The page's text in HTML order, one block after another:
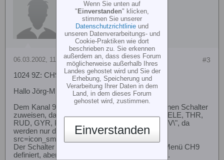
#3
06.03.2002, 11:24
1024 9Z: CH9 geht nicht...
Hallo Jörg-Michael,
Dem Kanal 9 kann ich aber leider in \"FNC\" keinen Schalter
zuweisen, das geht nur für die Kanäle 1-8 (AIL, ELE, THR,
RUD, GYR, PIT, AU1 und AU2), ebenso in \"SRV\", da
werden nur diese Kanäle angezeigt... [img
src=icon_smile_sad.gif border=0 align=middle]
Der Schalter für Kanal 9 wird laut Anleitung im Menü CH9
definiert, aber wie gesagt, da tut sich garnichts...
Wenn Sie unten auf
" Einverstanden" klicken,
stimmen Sie unserer
Datenschutzrichtlinie und
unseren Datenverarbeitungs- und
Cookie-Praktiken wie dort
beschrieben zu. Sie erkennen
außerdem an, dass dieses Forum
möglicherweise außerhalb Ihres
Landes gehostet wird und Sie der
Erhebung, Speicherung und
Verarbeitung Ihrer Daten in dem
Land, in dem dieses Forum
gehostet wird, zustimmen.
Einverstanden